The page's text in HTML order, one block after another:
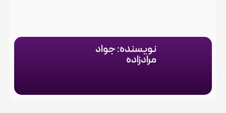
نویسنده: جواد
مرادزاده